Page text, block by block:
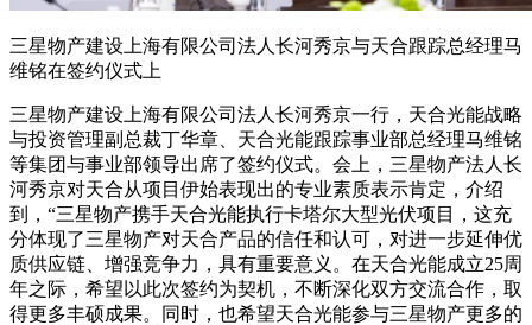
三星物产建设上海有限公司法人长河秀京与天合跟踪总经理马
维铭在签约仪式上
三星物产建设上海有限公司法人长河秀京一行，天合光能战略
与投资管理副总裁丁华章、天合光能跟踪事业部总经理马维铭
等集团与事业部领导出席了签约仪式。会上，三星物产法人长
河秀京对天合从项目伊始表现出的专业素质表示肯定，介绍
到，“三星物产携手天合光能执行卡塔尔大型光伏项目，这充
分体现了三星物产对天合产品的信任和认可，对进一步延伸优
质供应链、增强竞争力，具有重要意义。在天合光能成立25周
年之际，希望以此次签约为契机，不断深化双方交流合作，取
得更多丰硕成果。同时，也希望天合光能参与三星物产更多的